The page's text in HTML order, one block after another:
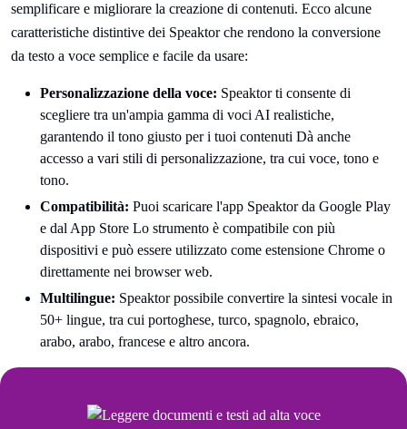
semplificare e migliorare la creazione di contenuti. Ecco alcune
caratteristiche distintive dei Speaktor che rendono la conversione
da testo a voce semplice e facile da usare:
Personalizzazione della voce: Speaktor ti consente di
scegliere tra un'ampia gamma di voci AI realistiche,
garantendo il tono giusto per i tuoi contenuti Dà anche
accesso a vari stili di personalizzazione, tra cui voce, tono e
tono.
Compatibilità: Puoi scaricare l'app Speaktor da Google Play
e dal App Store Lo strumento è compatibile con più
dispositivi e può essere utilizzato come estensione Chrome o
direttamente nei browser web.
Multilingue: Speaktor possibile convertire la sintesi vocale in
50+ lingue, tra cui portoghese, turco, spagnolo, ebraico,
arabo, arabo, francese e altro ancora.